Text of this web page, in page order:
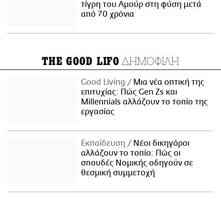
τίγρη του Αμούρ στη φύση μετά
από 70 χρόνια
THE GOOD LIFO ΔΗΜΟΦΙΛΗ
Good Living
Μια νέα οπτική της
επιτυχίας: Πώς Gen Zs και
Millennials αλλάζουν το τοπίο της
εργασίας
Εκπαίδευση
Νέοι δικηγόροι
αλλάζουν το τοπίο: Πώς οι
σπουδές Νομικής οδηγούν σε
θεσμική συμμετοχή